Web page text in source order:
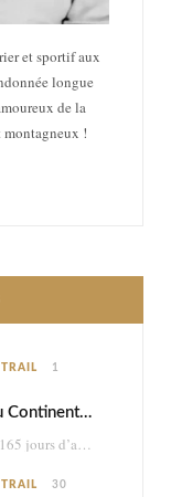
et sportif aux
longue
de la
montagneux !
1
[Jour 165] La fin du Continental Divide Trail
Ça y est, j’y suis. Après 165 jours d’aventure et 2870km à pied, je touche…
30